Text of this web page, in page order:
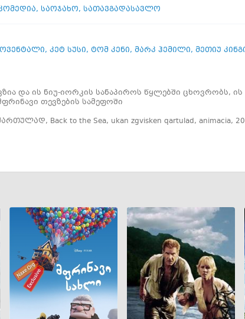
, საოჯახო, სათავგადასავლო
, კეტ სუსი, ტომ კენი, მარკ ჰემილი, მეთიუ
და ის ნიუ-იორკის სანაპიროს წყლებში ცხოვრობს,
თევზების სამეფოში
, Back to the Sea, ukan zgvisken qartulad, animacia,